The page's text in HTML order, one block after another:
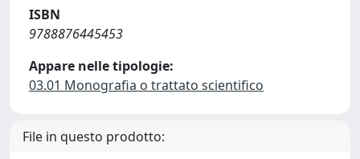
ISBN
9788876445453
Appare nelle tipologie:
03.01 Monografia o trattato scientifico
File in questo prodotto: